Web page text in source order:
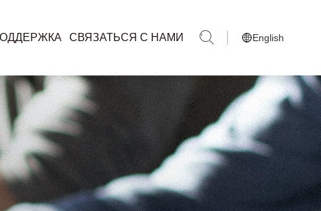
СВЯЗАТЬСЯ С НАМИ English